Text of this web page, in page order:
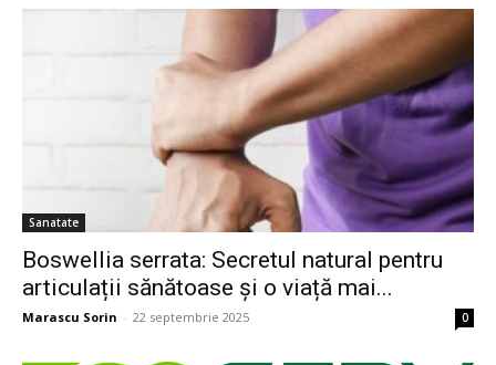
Sanatate
Boswellia serrata: Secretul natural pentru
articulații sănătoase și o viață mai...
Marascu Sorin - 22 septembrie 2025 0